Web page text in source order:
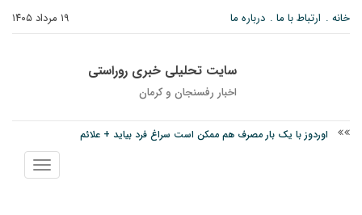
۱۹ مرداد ۱۴۰۵ خانه ارتباط با ما درباره ما
سایت تحلیلی خبری روراستی
اخبار رفسنجان و كرمان
اوردوز با یک بار مصرف هم ممکن است سراغ فرد بیاید + علائم
درخشش دانشجوی ولیعصر رفسنجان در جشنواره قرآن و عترت کشور
نمایش
منو